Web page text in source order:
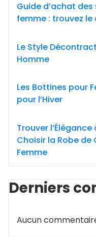
Guide d’achat
femme : trouvez
Le Style
Homme
Les Bottines pour
pour l’Hiver
Trouver
Choisir la Robe
Femme
Derniers
Aucun